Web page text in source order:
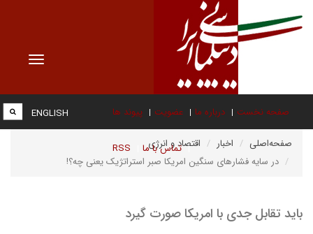
Toggle
صفحه نخست درباره ما عضویت پیوند ها
تماس با ما RSS
ENGLISH
صفحه‌اصلی اخبار
اقتصاد و انرژی
در سایه فشارهای سنگین امریکا صبر استراتژیک یعنی چه؟!
باید تقابل جدی با امریکا صورت گیرد